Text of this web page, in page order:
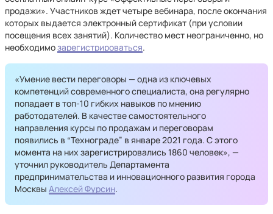
продажи». Участников ждет четыре вебинара, после окончания
которых выдается электронный сертификат (при условии
посещения всех занятий). Количество мест неограниченно, но
необходимозарегистрироваться.
«Умение вести переговоры — одна из ключевых
компетенций современного специалиста, она регулярно
попадает в топ-10 гибких навыков по мнению
работодателей. В качестве самостоятельного
направления курсы по продажам и переговорам
появились в “Технограде” в январе 2021 года. С этого
момента на них зарегистрировались 1860 человек», —
уточнил руководитель Департамента
предпринимательства и инновационного развития города
Москвы Алексей Фурсин.